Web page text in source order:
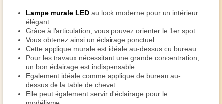
Lampe murale LED au look moderne pour un intérieur
élégant
Grâce à l'articulation, vous pouvez orienter le 1er spot
Vous obtenez ainsi un éclairage ponctuel
Cette applique murale est idéale au-dessus du bureau
Pour les travaux nécessitant une grande concentration,
un bon éclairage est indispensable
Egalement idéale comme applique de bureau au-
dessus de la table de chevet
Elle peut également servir d'éclairage pour le